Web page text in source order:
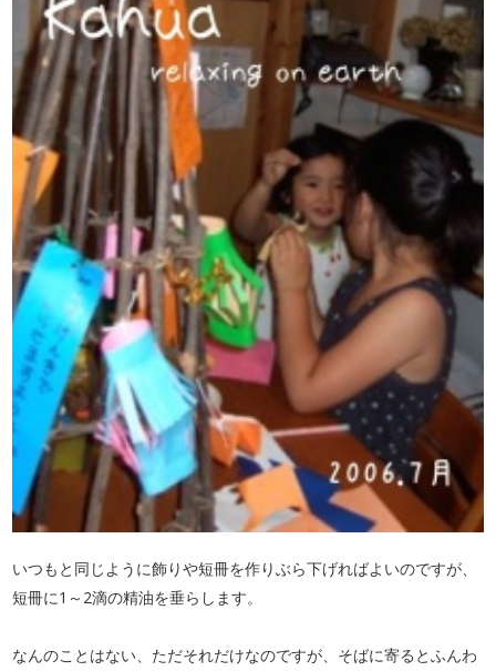
いつもと同じように飾りや短冊を作りぶら下げればよいのですが、
短冊に1～2滴の精油を垂らします。
なんのことはない、ただそれだけなのですが、そばに寄るとふんわ